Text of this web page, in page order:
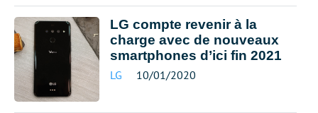
LG compte revenir à la
charge avec de nouveaux
smartphones d’ici fin 2021
LG 10/01/2020